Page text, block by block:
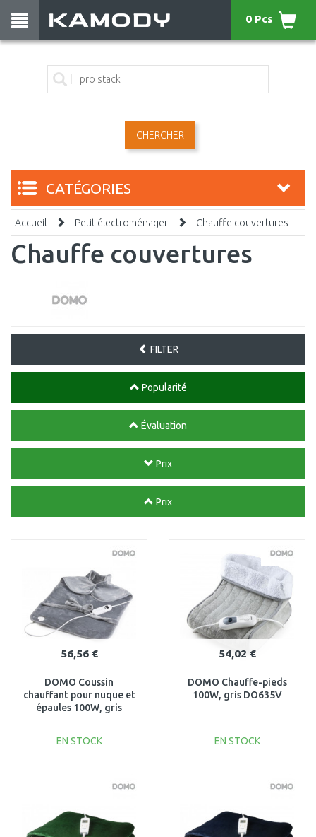
CHERCHER
0 Pcs
CATÉGORIES
Accueil Petit électroménager Chauffe couvertures
Chauffe couvertures
FILTER
Popularité
Évaluation
Prix
Prix
56,56 €
DOMO Coussin
chauffant pour nuque et
épaules 100W, gris
EN STOCK
54,02 €
DOMO Chauffe-pieds
100W, gris DO635V
EN STOCK